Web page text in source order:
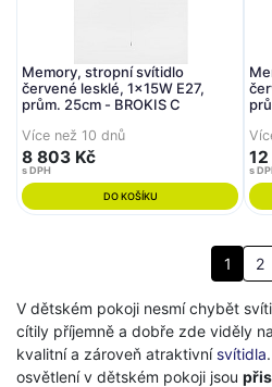
Memory, stropní svítidlo
červené lesklé, 1x15W E27,
prům. 25cm - BROKIS C
Více než 10 dnů
8 803 Kč
s DPH
DO KOŠÍKU
s
1 2
V dětském pokoji nesmí chybět
cítily příjemně a dobře zde viděly
kvalitní a zároveň atraktivní svítidla
osvětlení v dětském pokoji jsou